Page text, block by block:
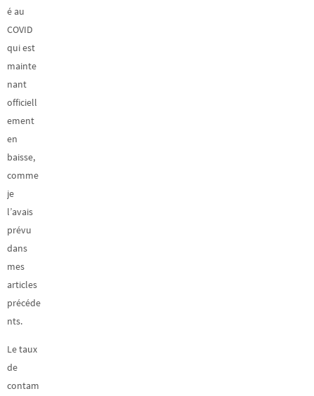
é au
COVID
qui est
mainte
nant
officiell
ement
en
baisse,
comme
je
l’avais
prévu
dans
mes
articles
précéde
nts.
Le taux
de
contam